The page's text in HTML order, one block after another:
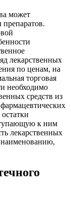
может
препаратов.
лекарственных
по ценам, на
торговая
необходимо
средств из
к ним
лекарственных
наименованию,